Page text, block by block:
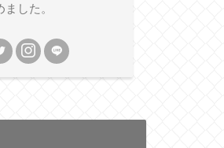
した。